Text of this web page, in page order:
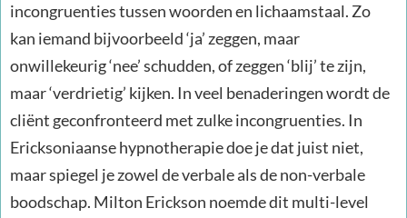
incongruenties tussen woorden en lichaamstaal. Zo
kan iemand bijvoorbeeld ‘ja’ zeggen, maar
onwillekeurig ‘nee’ schudden, of zeggen ‘blij’ te zijn,
maar ‘verdrietig’ kijken. In veel benaderingen wordt de
cliënt geconfronteerd met zulke incongruenties. In
Ericksoniaanse hypnotherapie doe je dat juist niet,
maar spiegel je zowel de verbale als de non-verbale
boodschap. Milton Erickson noemde dit multi-level